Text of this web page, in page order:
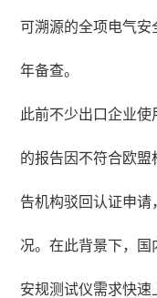
可溯源的全项电气安
年备查。
此前不少出口企业
的报告因不符合欧
告机构驳回认证申
况。在此背景下，
安规测试仪需求快速